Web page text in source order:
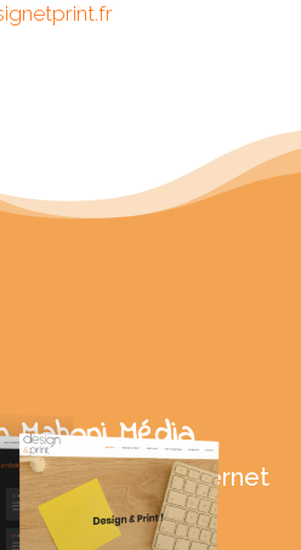
Mahoni Média
igne du site Internet